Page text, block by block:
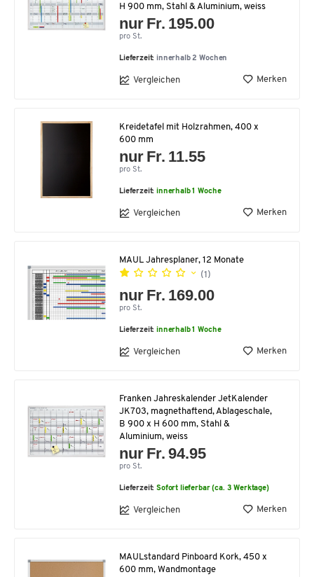
H 900 mm, Stahl & Aluminium, weiss
nur Fr. 195.00
pro St.
Lieferzeit: innerhalb 2 Wochen
Vergleichen Merken
Kreidetafel mit Holzrahmen, 400 x
600 mm
nur Fr. 11.55
pro St.
Lieferzeit:innerhalb 1 Woche
Vergleichen Merken
MAUL Jahresplaner, 12 Monate
(1)
nur Fr. 169.00
pro St.
Lieferzeit:innerhalb 1 Woche
Vergleichen Merken
Franken Jahreskalender JetKalender
JK703, magnethaftend, Ablageschale,
B 900 x H 600 mm, Stahl &
Aluminium, weiss
nur Fr. 94.95
pro St.
Lieferzeit:Sofort lieferbar (ca. 3 Werktage)
Vergleichen Merken
MAULstandard Pinboard Kork, 450 x
600 mm, Wandmontage